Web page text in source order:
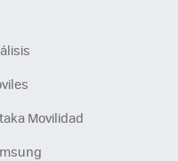
Movilidad